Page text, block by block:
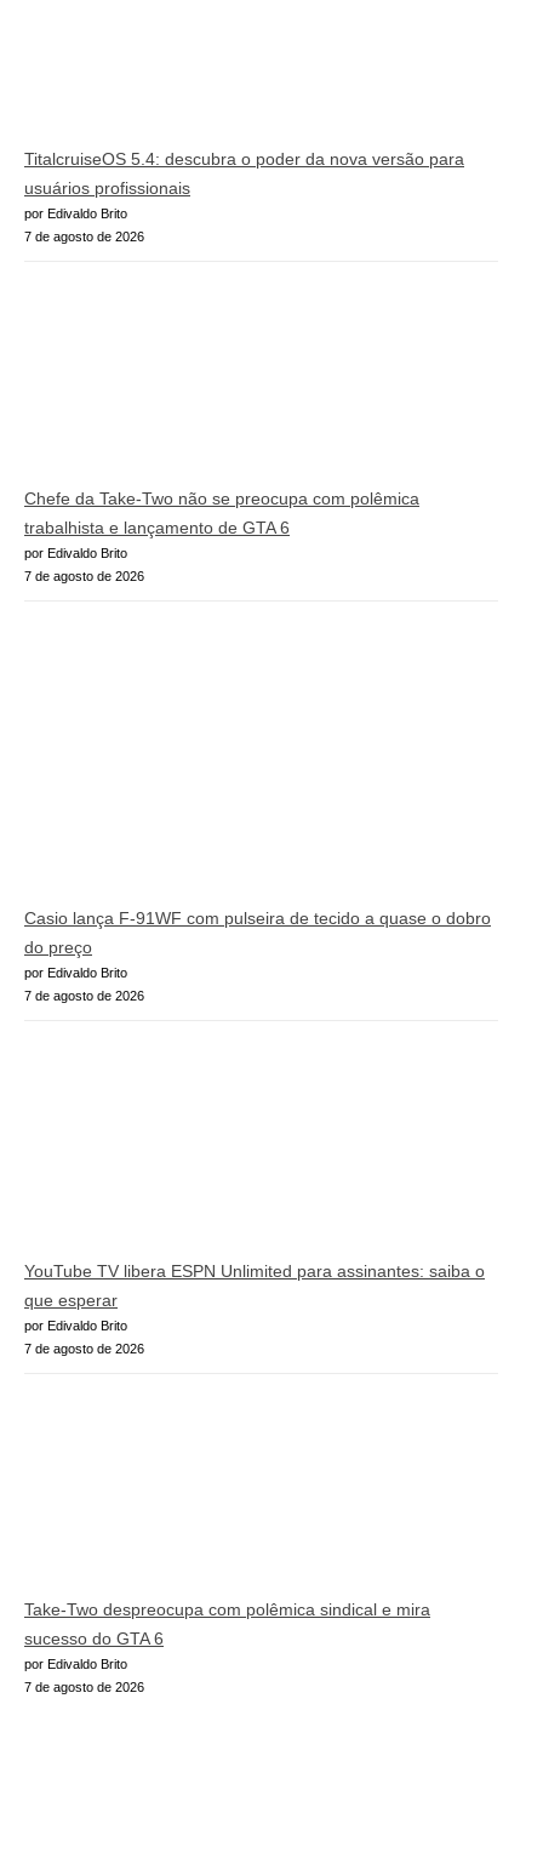
TitalcruiseOS 5.4: descubra o poder da nova versão para
usuários profissionais
por Edivaldo Brito
7 de agosto de 2026
Chefe da Take-Two não se preocupa com polêmica
trabalhista e lançamento de GTA 6
por Edivaldo Brito
7 de agosto de 2026
Casio lança F-91WF com pulseira de tecido a quase o dobro
do preço
por Edivaldo Brito
7 de agosto de 2026
YouTube TV libera ESPN Unlimited para assinantes: saiba o
que esperar
por Edivaldo Brito
7 de agosto de 2026
Take-Two despreocupa com polêmica sindical e mira
sucesso do GTA 6
por Edivaldo Brito
7 de agosto de 2026